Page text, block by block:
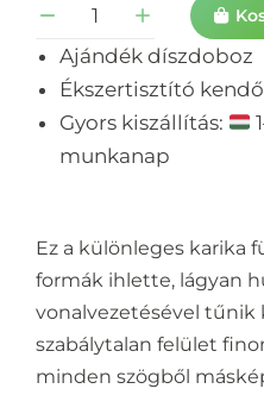
Ajándék díszdoboz
Ékszertisztító
Gyors kiszállítás:
munkanap
Ez a különleges karika
formák ihlette, lágyan
vonalvezetésével tűnik
szabálytalan felület
minden szögből